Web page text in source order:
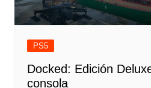
PS5
Docked: Edición
consola